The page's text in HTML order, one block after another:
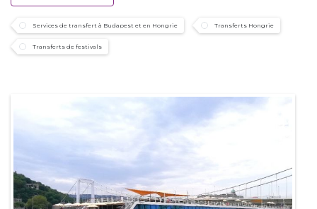
Services de transfert à Budapest et en Hongrie Transferts Hongrie
Transferts de festivals